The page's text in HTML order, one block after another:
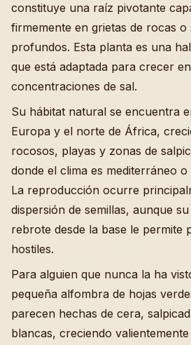
constituye una raíz pivotante
firmemente en grietas de rocas o
profundos. Esta planta es una
que está adaptada para crecer
concentraciones de sal.
Su hábitat natural se encuentra
Europa y el norte de África,
rocosos, playas y zonas de
donde el clima es mediterráneo
La reproducción ocurre
dispersión de semillas, aunque
rebrote desde la base le permite
hostiles.
Para alguien que nunca la ha
pequeña alfombra de hojas
parecen hechas de cera,
blancas, creciendo